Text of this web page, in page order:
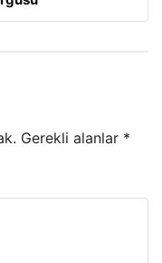
Gerekli alanlar *